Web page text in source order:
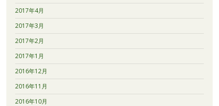
2017年4月
2017年3月
2017年2月
2017年1月
2016年12月
2016年11月
2016年10月